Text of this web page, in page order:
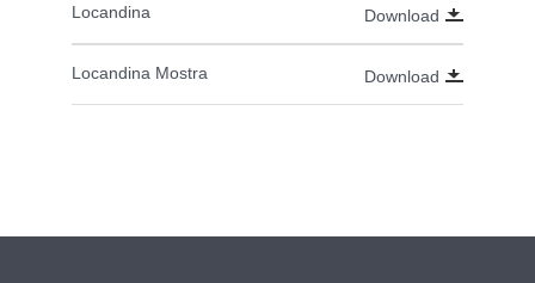
Locandina Download
Locandina Mostra Download